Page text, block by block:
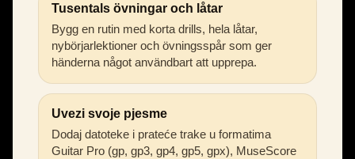
Tusentals övningar och låtar
Bygg en rutin med korta drills, hela låtar,
nybörjarlektioner och övningsspår som ger
händerna något användbart att upprepa.
Uvezi svoje pjesme
Dodaj datoteke i prateće trake u formatima
Guitar Pro (gp, gp3, gp4, gp5, gpx), MuseScore